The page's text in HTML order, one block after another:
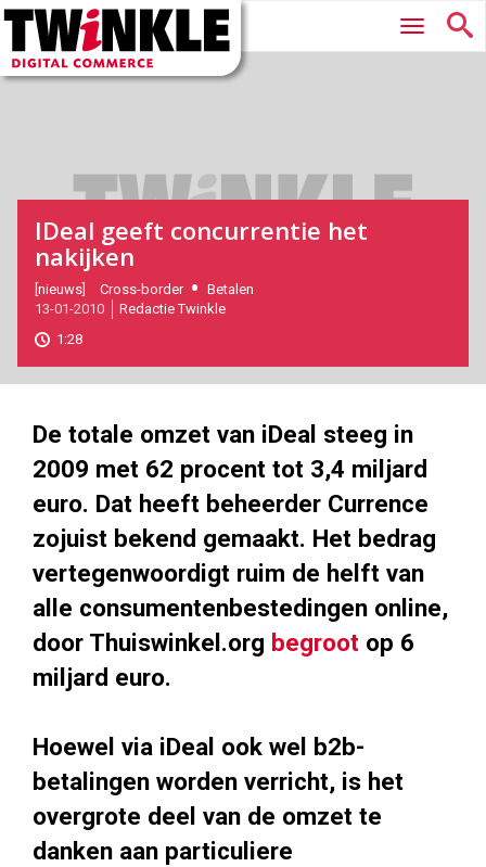
Twinkle
Digital
Commerce
Hoofdmenu
IDeal geeft concurrentie het
nakijken
2010-
01-
13T16:49:00
2017-
05-
[nieuws] Cross-border
Betalen
13-01-2010
Redactie Twinkle
1:28
De totale omzet van iDeal steeg in
2009 met 62 procent tot 3,4 miljard
euro. Dat heeft beheerder Currence
zojuist bekend gemaakt. Het bedrag
vertegenwoordigt ruim de helft van
alle consumentenbestedingen online,
door Thuiswinkel.org begroot op 6
miljard euro.
Hoewel via iDeal ook wel b2b-
betalingen worden verricht, is het
overgrote deel van de omzet te
danken aan particuliere